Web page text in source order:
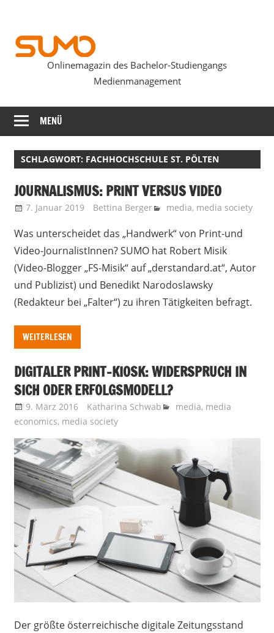
springen
SUMOmag
Onlinemagazin des Bachelor-Studiengangs
Medienmanagement
MENÜ
SCHLAGWORT: FACHHOCHSCHULE ST. PÖLTEN
JOURNALISMUS: PRINT VERSUS VIDEO
7. Januar 2019 Bettina Berger media, media society
Was unterscheidet das „Handwerk“ von Print-und
Video-JournalistInnen? SUMO hat Robert Misik
(Video-Blogger „FS-Misik“ auf „derstandard.at“, Autor
und Publizist) und Benedikt Narodoslawsky
(Redakteur bei „Falter“) zu ihren Tätigkeiten befragt.
WEITERLESEN
DIGITALER PRINT-KIOSK: WIDERSPRUCH IN
SICH ODER ERFOLGSMODELL?
9. März 2016 Katharina Schwab media, media
economics, media society
Der größte österreichische digitale Zeitungsstand